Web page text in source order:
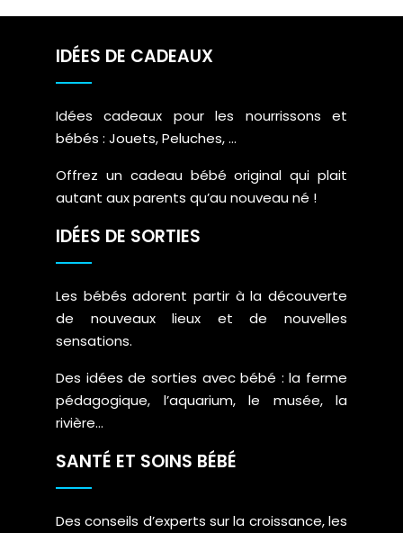
IDÉES DE CADEAUX
Idées cadeaux pour les nourrissons et
bébés : Jouets, Peluches, …
Offrez un cadeau bébé original qui plait
autant aux parents qu’au nouveau né !
IDÉES DE SORTIES
Les bébés adorent partir à la découverte
de nouveaux lieux et de nouvelles
sensations.
Des idées de sorties avec bébé : la ferme
pédagogique, l’aquarium, le musée, la
rivière…
SANTÉ ET SOINS BÉBÉ
Des conseils d’experts sur la croissance, les